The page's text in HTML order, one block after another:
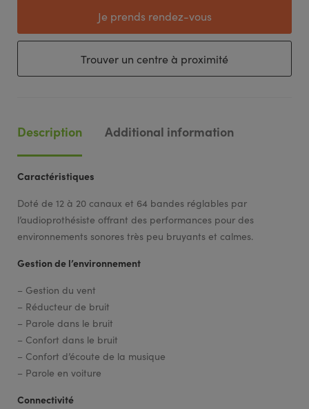
Je prends rendez-vous
Trouver un centre à proximité
Description Additional information
Caractéristiques
Doté de 12 à 20 canaux et 64 bandes réglables par
l’audioprothésiste offrant des performances pour des
environnements sonores très peu bruyants et calmes.
Gestion de l’environnement
– Gestion du vent
– Réducteur de bruit
– Parole dans le bruit
– Confort dans le bruit
– Confort d’écoute de la musique
– Parole en voiture
Connectivité